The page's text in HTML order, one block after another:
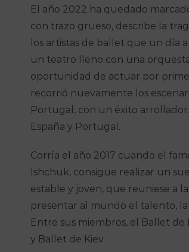
El año 2022 ha quedado
con trazo grueso, describe la
los artistas de ballet que un día
un teatro lleno con una
oportunidad de actuar por
recorrió nuevamente los
Portugal, con un éxito
España y Portugal.
Corría el año 2017 cuando el
Ishchuk, consigue realizar un
estable y joven, que reuniese a
presentar al mundo el talento,
Entre sus miembros, el Ballet de
y Ballet de Kiev.